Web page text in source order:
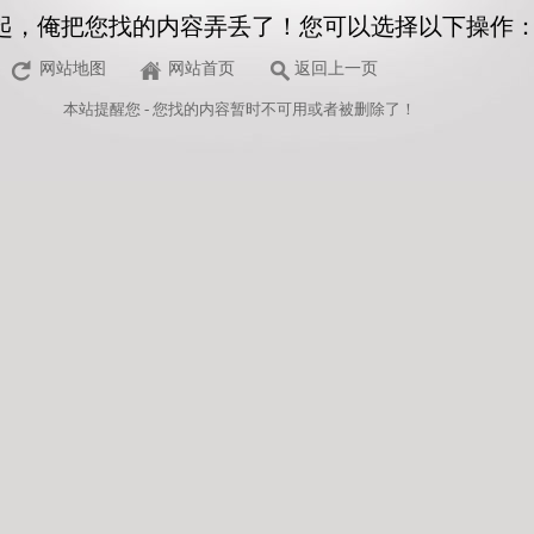
，俺把您找的内容弄丢了！您可以选择以下操作
网站地图 网站首页 返回上一页
本站提醒您 - 您找的内容暂时不可用或者被删除了！